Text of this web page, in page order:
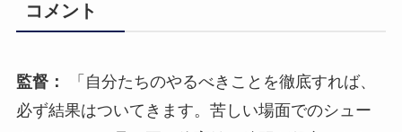
コメント
監督：
「自分たちのやるべきことを徹底すれば、
必ず結果はついてきます。苦しい場面でのシュー